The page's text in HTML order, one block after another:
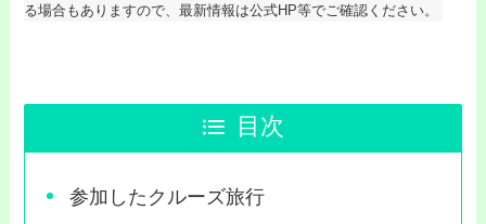
る場合もありますので、最新情報は公式HP等でご確認ください。
目次
参加したクルーズ旅行